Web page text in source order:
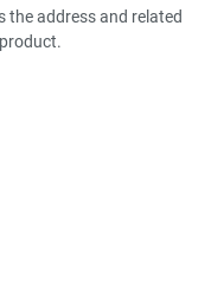
address and related